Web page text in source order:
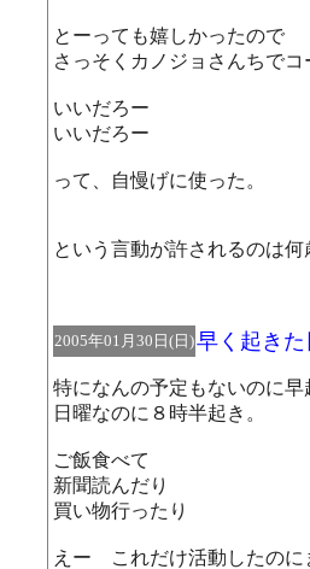
とーっても嬉しかったので
さっそくカノジョさんちで
いいだろー
いいだろー
って、自慢げに使った。
という言動が許されるのは
2005年01月30日(日)早く起き
特になんの予定もないのに早
日曜なのに８時半起き。
ご飯食べて
新聞読んだり
買い物行ったり
えー これだけ活動したのに